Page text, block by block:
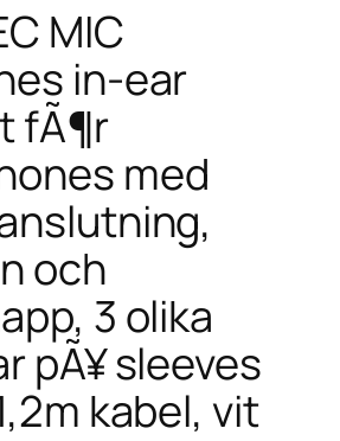
MIC
in-ear
fÃ¶r
med
och
3 olika
pÃ¥ sleeves
kabel, vit